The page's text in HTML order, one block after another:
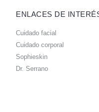
ENLACES DE
Cuidado facial
Cuidado corporal
Sophieskin
Dr. Serrano